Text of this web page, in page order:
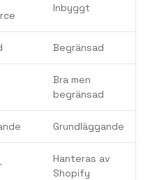
Inbyggt
Begränsad
Bra men
begränsad
Grundläggande
Hanteras av
Shopify